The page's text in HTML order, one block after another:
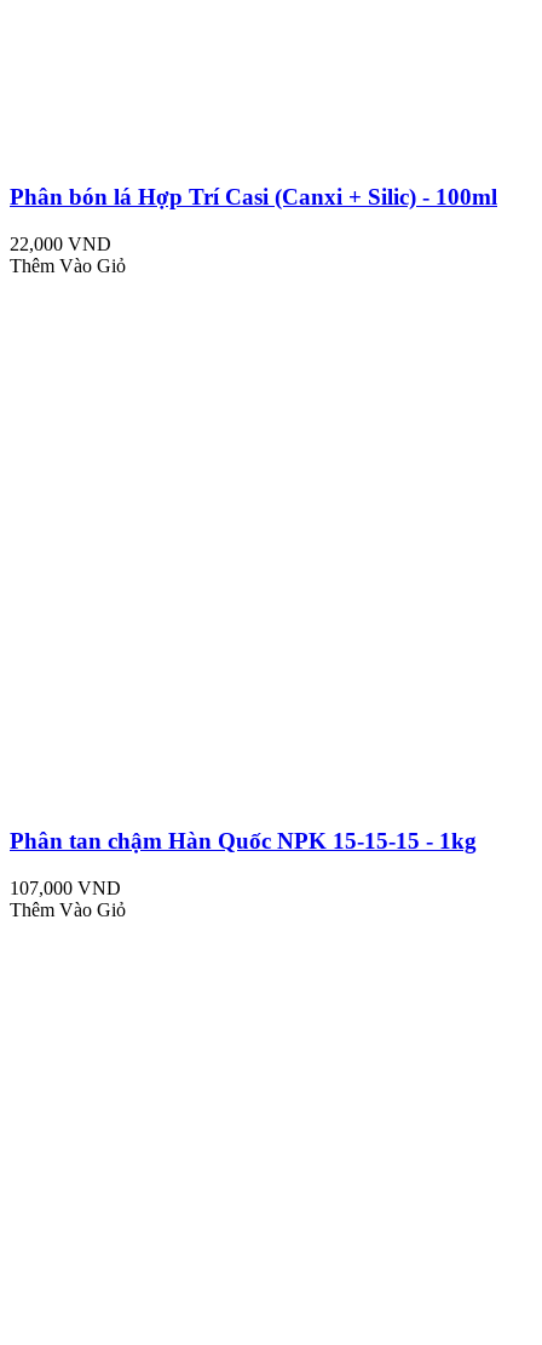
Phân bón lá Hợp Trí Casi (Canxi + Silic) - 100ml
22,000 VND
Thêm Vào Giỏ
Phân tan chậm Hàn Quốc NPK 15-15-15 - 1kg
107,000 VND
Thêm Vào Giỏ